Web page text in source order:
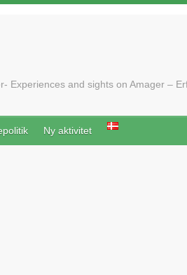
Experiences and sights on Amager –
Ny aktivitet